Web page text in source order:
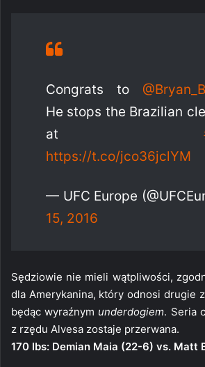
Congrats to
He stops the Brazilian
at
https://t.co/jco36jclYM
— UFC Europe
15, 2016
Sędziowie nie mieli wątpliwości,
dla Amerykanina, który odnosi drugie
będąc wyraźnym underdogiem. Seria
z rzędu Alvesa zostaje przerwana.
170 lbs: Demian Maia (22-6) vs. Matt